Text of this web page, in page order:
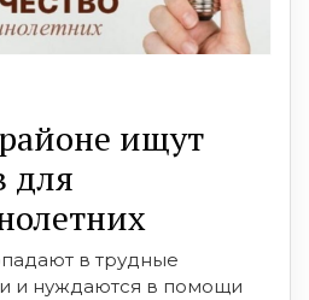
ищут
для
в трудные
и нуждаются в помощи